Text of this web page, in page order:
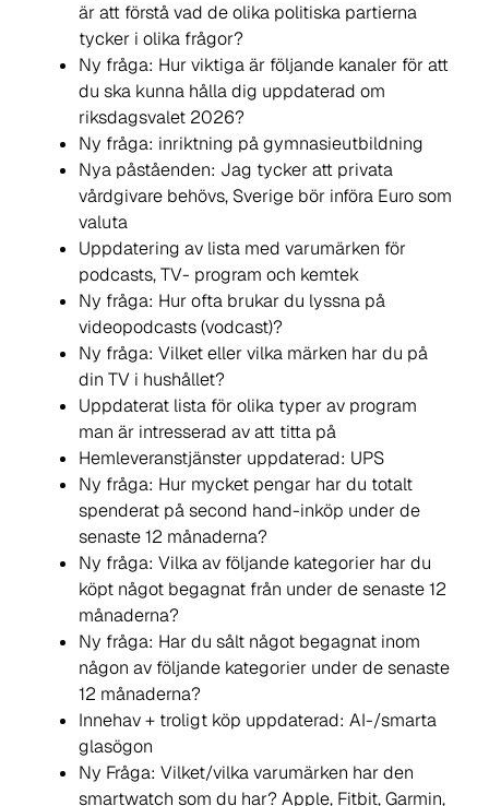
är att förstå vad de olika politiska partierna
tycker i olika frågor?
Ny fråga: Hur viktiga är följande kanaler för att
du ska kunna hålla dig uppdaterad om
riksdagsvalet 2026?
Ny fråga: inriktning på gymnasieutbildning
Nya påståenden: Jag tycker att privata
vårdgivare behövs, Sverige bör införa Euro som
valuta
Uppdatering av lista med varumärken för
podcasts, TV- program och kemtek
Ny fråga: Hur ofta brukar du lyssna på
videopodcasts (vodcast)?
Ny fråga: Vilket eller vilka märken har du på
din TV i hushållet?
Uppdaterat lista för olika typer av program
man är intresserad av att titta på
Hemleveranstjänster uppdaterad: UPS
Ny fråga: Hur mycket pengar har du totalt
spenderat på second hand-inköp under de
senaste 12 månaderna?
Ny fråga: Vilka av följande kategorier har du
köpt något begagnat från under de senaste 12
månaderna?
Ny fråga: Har du sålt något begagnat inom
någon av följande kategorier under de senaste
12 månaderna?
Innehav + troligt köp uppdaterad: AI-/smarta
glasögon
Ny Fråga: Vilket/vilka varumärken har den
smartwatch som du har? Apple, Fitbit, Garmin,